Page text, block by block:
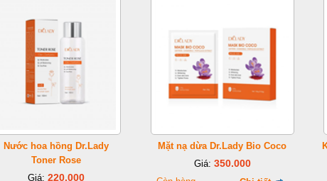
Nước hoa hồng Dr.Lady
Toner Rose
Giá: 220.000
Mặt nạ dừa Dr.Lady Bio Coco
Giá: 350.000